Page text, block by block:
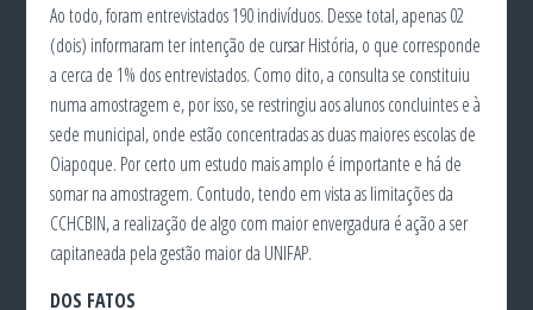
Ao todo, foram entrevistados 190 indivíduos. Desse total, apenas 02
(dois) informaram ter intenção de cursar História, o que corresponde
a cerca de 1% dos entrevistados. Como dito, a consulta se constituiu
numa amostragem e, por isso, se restringiu aos alunos concluintes e à
sede municipal, onde estão concentradas as duas maiores escolas de
Oiapoque. Por certo um estudo mais amplo é importante e há de
somar na amostragem. Contudo, tendo em vista as limitações da
CCHCBIN, a realização de algo com maior envergadura é ação a ser
capitaneada pela gestão maior da UNIFAP.
DOS FATOS